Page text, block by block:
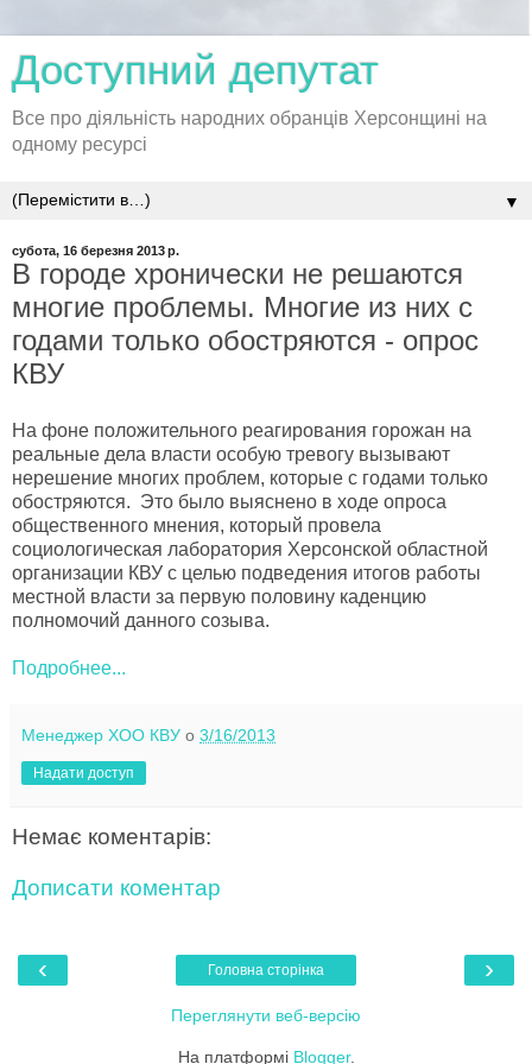
Доступний депутат
Все про діяльність народних обранців Херсонщині на
одному ресурсі
▼
субота, 16 березня 2013 р.
В городе хронически не решаются
многие проблемы. Многие из них с
годами только обостряются - опрос
КВУ
На фоне положительного реагирования горожан на
реальные дела власти особую тревогу вызывают
нерешение многих проблем, которые с годами только
обостряются. Это было выяснено в ходе опроса
общественного мнения, который провела
социологическая лаборатория Херсонской областной
организации КВУ с целью подведения итогов работы
местной власти за первую половину каденцию
полномочий данного созыва.
Подробнее...
Менеджер ХОО КВУ о 3/16/2013
Надати доступ
Немає коментарів:
Дописати коментар
‹ ›
Головна сторінка
Переглянути веб-версію
На платформі Blogger.